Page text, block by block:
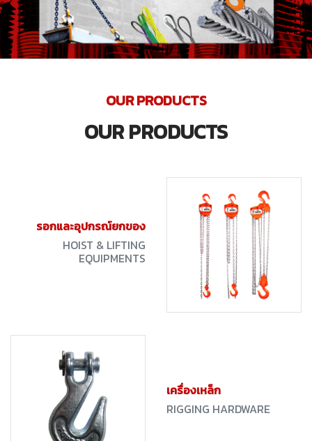
OUR PRODUCTS
OUR PRODUCTS
รอกและอุปกรณ์ยกของ
HOIST & LIFTING
EQUIPMENTS
เครื่องเหล็ก
RIGGING HARDWARE